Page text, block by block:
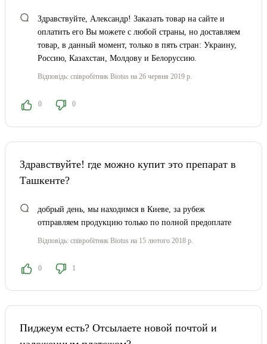
Здравствуйте, Александр! Заказать товар на сайте и
оплатить его Вы можете с любой страны, но доставляем
товар, в данный момент, только в пять стран: Украину,
Россию, Казахстан, Молдову и Белоруссию.
Відповідь: співробітник Biotus на 26 червня 2019 р.
0 0
Здравствуйте! где можно купит это препарат в
Ташкенте?
добрый день, мы находимся в Киеве, за рубеж
отправляем продукцию только по полной предоплате
Відповідь: співробітник Biotus на 15 лютого 2018 р.
0 1
Пиджеум есть? Отсылаете новой почтой и